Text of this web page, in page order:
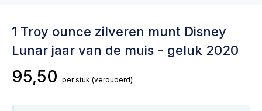
1 Troy ounce zilveren munt Disney
Lunar jaar van de muis - geluk 2020
95,50 per stuk (verouderd)